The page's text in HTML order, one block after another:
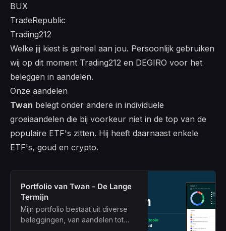
BUX
TradeRepublic
Trading212
Welke jij kiest is geheel aan jou. Persoonlijk gebruiken
wij op dit moment Trading212 en DEGIRO voor het
beleggen in aandelen.
Onze aandelen
Twan belegt onder andere in individuele
groeiaandelen die bij voorkeur niet in de top van de
populaire ETF's zitten. Hij heeft daarnaast enkele
ETF's, goud en crypto.
Portfolio van Twan - De Lange
Termijn
Mijn portfolio bestaat uit diverse
beleggingen, van aandelen tot